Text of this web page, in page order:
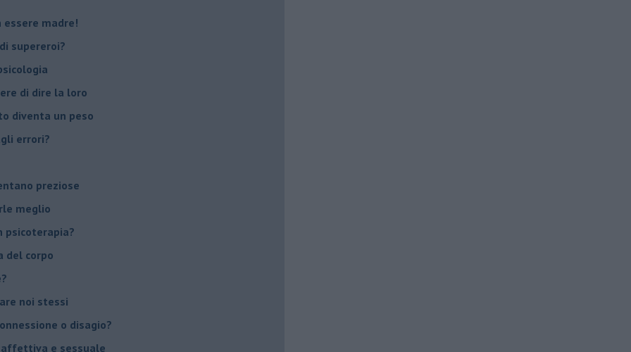
essere madre!
supereroi?
di dire la loro
diventa un peso
errori?
preziose
meglio
psicoterapia?
del corpo
noi stessi
o disagio?
affettiva e sessuale